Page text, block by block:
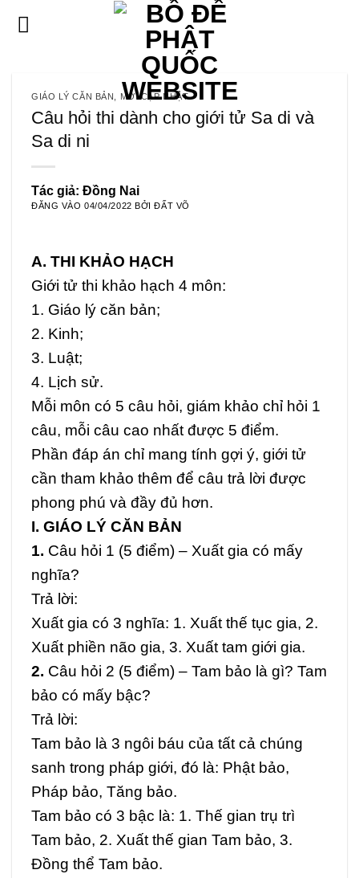
qua
GIÁO LÝ CĂN BẢN MỚI CẬP NHẬT
Câu hỏi thi dành cho giới tử Sa di và
Sa di ni
Tác giả: Đồng Nai
ĐĂNG VÀO04/04/2022 BỞIĐẤT VÕ
A. THI KHẢO HẠCH
Giới tử thi khảo hạch 4 môn:
1. Giáo lý căn bản;
2. Kinh;
3. Luật;
4. Lịch sử.
Mỗi môn có 5 câu hỏi, giám khảo chỉ hỏi 1
câu, mỗi câu cao nhất được 5 điểm.
Phần đáp án chỉ mang tính gợi ý, giới tử
cần tham khảo thêm để câu trả lời được
phong phú và đầy đủ hơn.
I. GIÁO LÝ CĂN BẢN
1. Câu hỏi 1 (5 điểm) – Xuất gia có mấy
nghĩa?
Trả lời:
Xuất gia có 3 nghĩa: 1. Xuất thế tục gia, 2.
Xuất phiền não gia, 3. Xuất tam giới gia.
2. Câu hỏi 2 (5 điểm) – Tam bảo là gì? Tam
bảo có mấy bậc?
Trả lời:
Tam bảo là 3 ngôi báu của tất cả chúng
sanh trong pháp giới, đó là: Phật bảo,
Pháp bảo, Tăng bảo.
Tam bảo có 3 bậc là: 1. Thế gian trụ trì
Tam bảo, 2. Xuất thế gian Tam bảo, 3.
Đồng thể Tam bảo.